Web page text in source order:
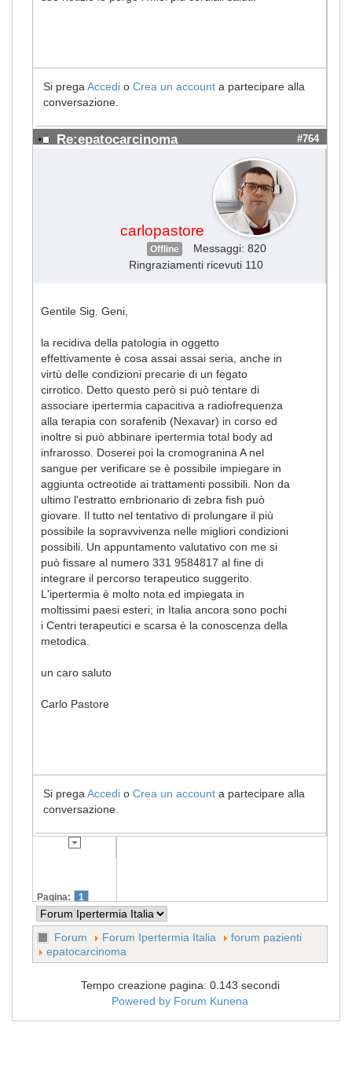
Si prega Accedi o Crea un account a partecipare alla
conversazione.
Re:epatocarcinoma #764
carlopastore
Offline
Messaggi: 820
Ringraziamenti ricevuti 110
Gentile Sig. Geni,
la recidiva della patologia in oggetto
effettivamente è cosa assai assai seria, anche in
virtù delle condizioni precarie di un fegato
cirrotico. Detto questo però si può tentare di
associare ipertermia capacitiva a radiofrequenza
alla terapia con sorafenib (Nexavar) in corso ed
inoltre si può abbinare ipertermia total body ad
infrarosso. Doserei poi la cromogranina A nel
sangue per verificare se è possibile impiegare in
aggiunta octreotide ai trattamenti possibili. Non da
ultimo l'estratto embrionario di zebra fish può
giovare. Il tutto nel tentativo di prolungare il più
possibile la sopravvivenza nelle migliori condizioni
possibili. Un appuntamento valutativo con me si
può fissare al numero 331 9584817 al fine di
integrare il percorso terapeutico suggerito.
L'ipertermia è molto nota ed impiegata in
moltissimi paesi esteri; in Italia ancora sono pochi
i Centri terapeutici e scarsa è la conoscenza della
metodica.
un caro saluto
Carlo Pastore
Si prega Accedi o Crea un account a partecipare alla
conversazione.
Pagina: 1
Forum Forum Ipertermia Italia
forum pazienti
epatocarcinoma
Tempo creazione pagina: 0.143 secondi
Powered by Forum Kunena